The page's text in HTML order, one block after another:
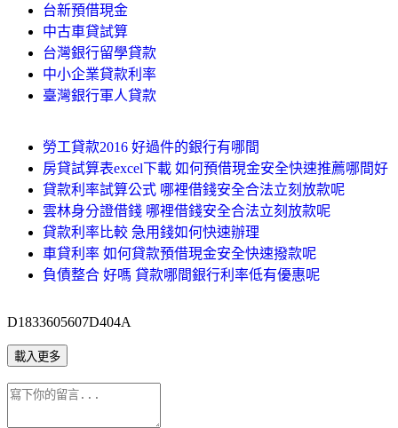
台新預借現金
中古車貸試算
台灣銀行留學貸款
中小企業貸款利率
臺灣銀行軍人貸款
勞工貸款2016 好過件的銀行有哪間
房貸試算表excel下載 如何預借現金安全快速推薦哪間好
貸款利率試算公式 哪裡借錢安全合法立刻放款呢
雲林身分證借錢 哪裡借錢安全合法立刻放款呢
貸款利率比較 急用錢如何快速辦理
車貸利率 如何貸款預借現金安全快速撥款呢
負債整合 好嗎 貸款哪間銀行利率低有優惠呢
D1833605607D404A
載入更多